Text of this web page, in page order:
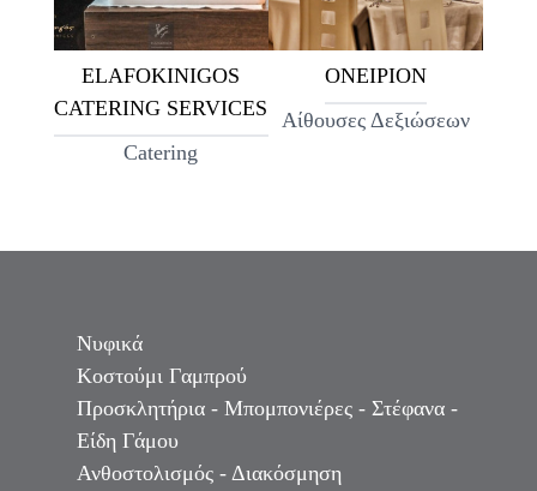
ELAFOKINIGOS
CATERING SERVICES
Catering
ΟΝΕΙΡΙΟΝ
Αίθουσες Δεξιώσεων
Νυφικά
Κοστούμι Γαμπρού
Προσκλητήρια - Μπομπονιέρες - Στέφανα -
Είδη Γάμου
Ανθοστολισμός - Διακόσμηση